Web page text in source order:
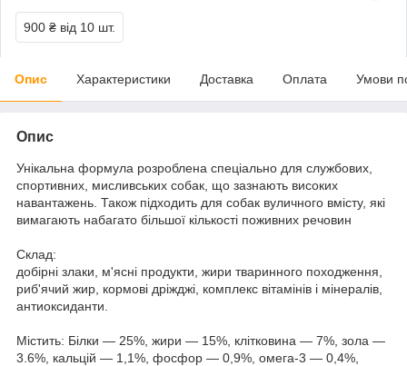
900 ₴ від 10 шт.
Опис Характеристики Доставка Оплата Умови
Опис
Унікальна формула розроблена спеціально для службових,
спортивних, мисливських собак, що зазнають високих
навантажень. Також підходить для собак вуличного вмісту, які
вимагають набагато більшої кількості поживних речовин
Склад:
добірні злаки, м'ясні продукти, жири тваринного походження,
риб'ячий жир, кормові дріжджі, комплекс вітамінів і мінералів,
антиоксиданти.
Містить: Білки — 25%, жири — 15%, клітковина — 7%, зола —
3.6%, кальцій — 1,1%, фосфор — 0,9%, омега-3 — 0,4%,